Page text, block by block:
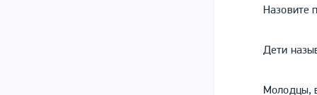
Назовите
Дети
Молодцы,